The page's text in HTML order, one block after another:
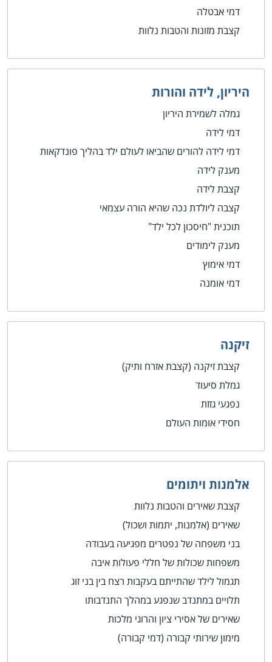
דמי אבטלה
קצבת מזונות והטבות נלוות
היריון, לידה והורות
גמלה לשמירת היריון
דמי לידה
דמי לידה להורים שהביאו לעולם ילד בהליך פונדקאות
מענק לידה
קצבת לידה
קצבה ליולדת נכה שהיא הורה עצמאי
תוכנית "חיסכון לכל ילד"
מענק לימודים
דמי אימוץ
דמי אומנה
זיקנה
קצבת זיקנה (קצבת אזרח ותיק)
גמלת סיעוד
נפגעי גזזת
חסידי אומות העולם
אלמנות ויתומים
קצבת שאירים והטבות נלוות
שאירים (אלמנות, יתמות ושכול)
בני משפחה של נפטרים מפגיעה בעבודה
משפחות שכולות של חללי פעולות איבה
תגמול לילד שהתייתם בעקבות רצח בין בני זוג
תלויים במתנדב שנפגע במהלך התנדבותו
שאירים של אסירי ציון והרוגי מלכות
מימון שירותי קבורה (דמי קבורה)